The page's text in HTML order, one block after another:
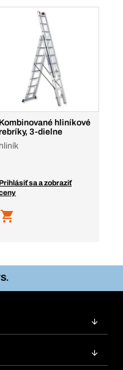
Kombinované hliníkové
rebríky, 3-dielne
hliník
Prihlásiť sa a zobraziť